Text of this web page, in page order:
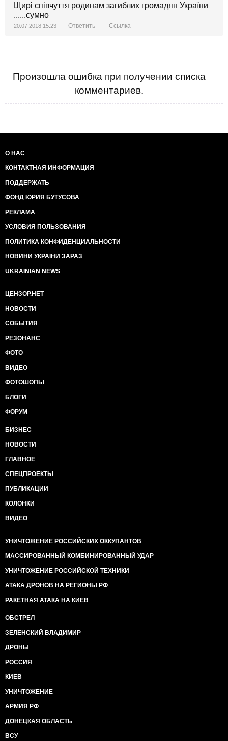
Щирі співчуття родинам загиблих громадян України
......сумно
20.07.2018 15:23 Ответить Ссылка
Произошла ошибка при получении списка
комментариев.
О НАС
КОНТАКТНАЯ ИНФОРМАЦИЯ
ПОДДЕРЖАТЬ
ФОНД ЮРИЯ БУТУСОВА
РЕКЛАМА
УСЛОВИЯ ПОЛЬЗОВАНИЯ
ПОЛИТИКА КОНФИДЕНЦИАЛЬНОСТИ
НОВИНИ УКРАЇНИ ЗАРАЗ
UKRAINIAN NEWS
ЦЕНЗОР.НЕТ
НОВОСТИ
СОБЫТИЯ
РЕЗОНАНС
ФОТО
ВИДЕО
ФОТОШОПЫ
БЛОГИ
ФОРУМ
БИЗНЕС
НОВОСТИ
ГЛАВНОЕ
СПЕЦПРОЕКТЫ
ПУБЛИКАЦИИ
КОЛОНКИ
ВИДЕО
УНИЧТОЖЕНИЕ РОССИЙСКИХ ОККУПАНТОВ
МАССИРОВАННЫЙ КОМБИНИРОВАННЫЙ УДАР
УНИЧТОЖЕНИЕ РОССИЙСКОЙ ТЕХНИКИ
АТАКА ДРОНОВ НА РЕГИОНЫ РФ
РАКЕТНАЯ АТАКА НА КИЕВ
ОБСТРЕЛ
ЗЕЛЕНСКИЙ ВЛАДИМИР
ДРОНЫ
РОССИЯ
КИЕВ
УНИЧТОЖЕНИЕ
АРМИЯ РФ
ДОНЕЦКАЯ ОБЛАСТЬ
ВСУ